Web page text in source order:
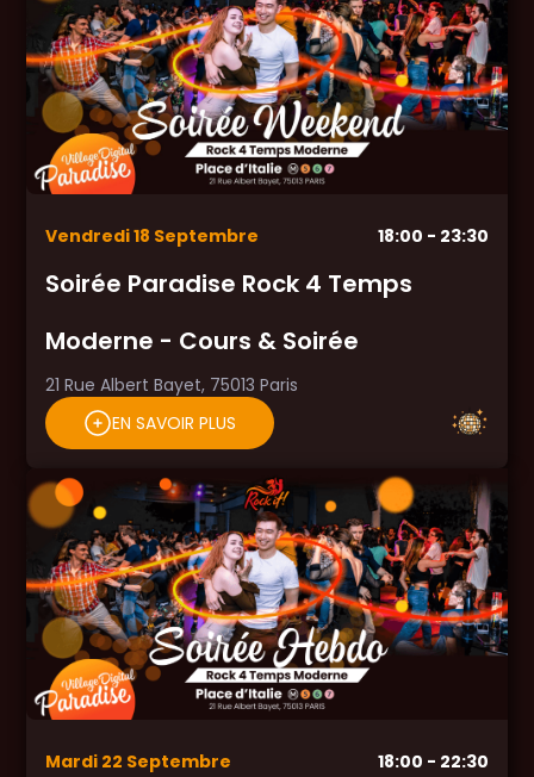
Vendredi18 Septembre 18:00 - 23:30
Soirée Paradise Rock 4 Temps
Moderne - Cours & Soirée
21 Rue Albert Bayet, 75013 Paris
EN SAVOIR PLUS
Mardi 22 Septembre 18:00 - 22:30